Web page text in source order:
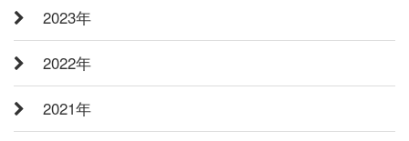
2023年
2022年
2021年